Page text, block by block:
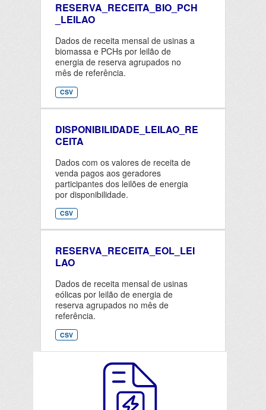
RESERVA_RECEITA_BIO_PCH
_LEILAO
Dados de receita mensal de usinas a
biomassa e PCHs por leilão de
energia de reserva agrupados no
mês de referência.
CSV
DISPONIBILIDADE_LEILAO_RE
CEITA
Dados com os valores de receita de
venda pagos aos geradores
participantes dos leilões de energia
por disponibilidade.
CSV
RESERVA_RECEITA_EOL_LEI
LAO
Dados de receita mensal de usinas
eólicas por leilão de energia de
reserva agrupados no mês de
referência.
CSV